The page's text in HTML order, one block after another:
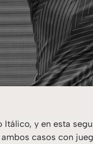
Itálico, y en esta
casos con